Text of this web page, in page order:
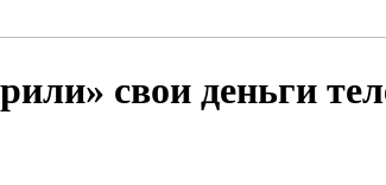
свои деньги